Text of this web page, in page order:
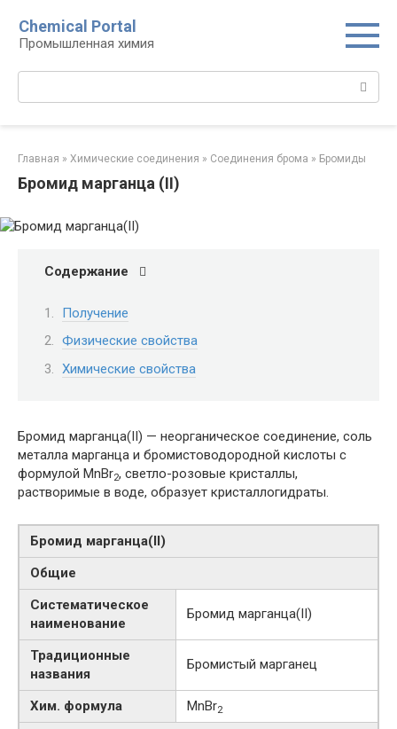
контенту
Chemical Portal
Промышленная химия
Главная » Химические соединения » Соединения брома‎ » Бромиды‎
Бромид марганца (II)
Содержание
Получение
Физические свойства
Химические свойства
Бромид марганца(II) — неорганическое соединение, соль
металла марганца и бромистоводородной кислоты с
формулой MnBr2, светло-розовые кристаллы,
растворимые в воде, образует кристаллогидраты.
Бромид марганца​(II)​
Общие
Систематическое
наименование
Бромид марганца​(II)​
Традиционные
названия
Бромистый марганец
Хим. формула MnBr2